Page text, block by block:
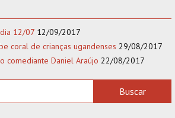
12/07 12/09/2017
coral de crianças ugandenses 29/08/2017
comediante Daniel Araújo 22/08/2017